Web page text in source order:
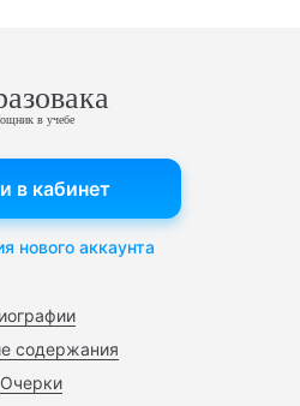
в учебе
содержания
Очерки
в кабинет
нового аккаунта